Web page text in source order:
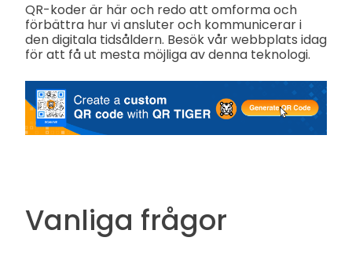
QR-koder är här och redo att omforma och
förbättra hur vi ansluter och kommunicerar i
den digitala tidsåldern. Besök vår webbplats idag
för att få ut mesta möjliga av denna teknologi.
Vanliga frågor